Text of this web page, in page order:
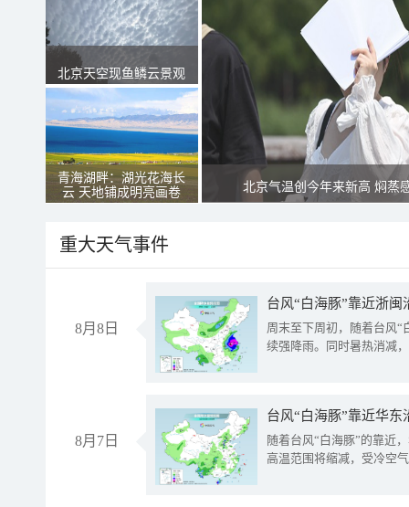
北京天空现鱼鳞云景观
青海湖畔：湖光花海长
云 天地铺成明亮画卷
北京气温创今年来新高 焖蒸
重大天气事件
8月8日
台风“白海豚”靠近浙
周末至下周初，随着台风“
续强降雨。同时暑热消减
8月7日
台风“白海豚”靠近华
随着台风“白海豚”的靠近
高温范围将缩减，受冷空